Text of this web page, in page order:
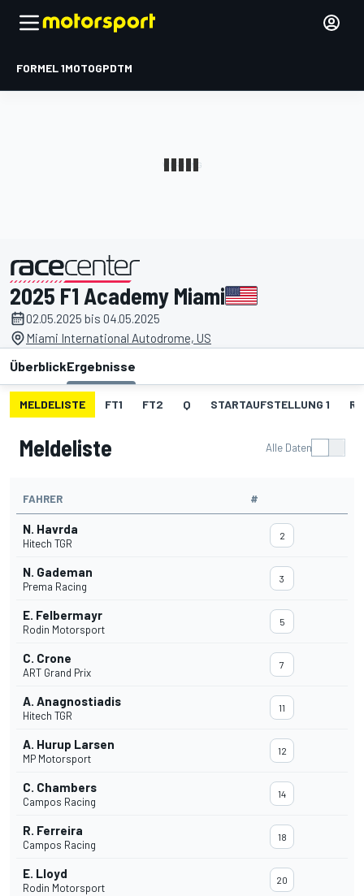
FORMEL 1MOTOGPDTM
präsentiert von
2025 F1 Academy Miami
02.05.2025 bis 04.05.2025
Miami International Autodrome, US
ÜberblickErgebnisse
MELDELISTE FT1 FT2 Q STARTAUFSTELLUNG 1
Meldeliste Alle Daten
FAHRER #
N. Havrda
Hitech TGR
2
N. Gademan
Prema Racing
3
E. Felbermayr
Rodin Motorsport
5
C. Crone
ART Grand Prix
7
A. Anagnostiadis
Hitech TGR
11
A. Hurup Larsen
MP Motorsport
12
C. Chambers
Campos Racing
14
R. Ferreira
Campos Racing
18
E. Lloyd
Rodin Motorsport
20